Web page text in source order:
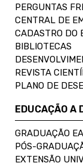
PERGUNTAS
CENTRAL DE
CADASTRO DO
BIBLIOTECAS
REVISTA
PLANO DE
EDUCAÇÃO A
GRADUAÇÃO
PÓS-
EXTENSÃO